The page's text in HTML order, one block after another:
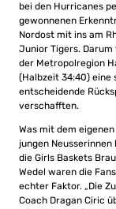
bei den Hurricanes
gewonnenen
Nordost mit ins am
Junior Tigers.
der Metropolregion
(Halbzeit 34:40) eine
entscheidende
verschafften.
Was mit dem
jungen
die Girls Baskets
Wedel waren die
echter Faktor. „Die
Coach Dragan Ciric